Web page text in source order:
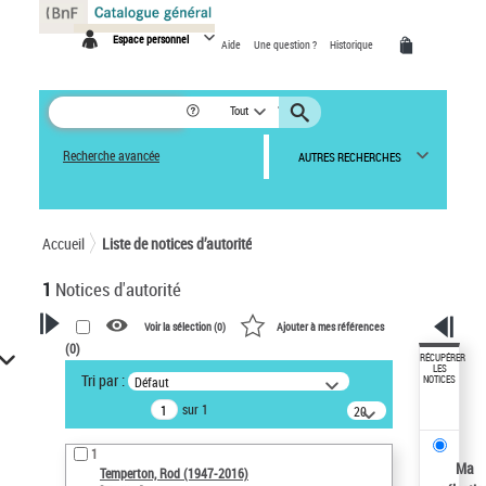
Espace personnel Aide Une question ? Historique
Tout
Recherche avancée AUTRES RECHERCHES
Accueil Liste de notices d’autorité
1 Notices d'autorité
VOTRE RECHERCHE
Recherche avancée dans les
notices d’autorité
Œuvres liées à l'auteur :
Temperton, Rod (1947-2016)
Voir la sélection (0) Ajouter à mes références
(0)
Tri par : Défaut
sur 1
20
résultats/page
1
Temperton, Rod (1947-2016)
RÉCUPÉRER
LES
NOTICES
Ma
Panneau de gestion des cookies